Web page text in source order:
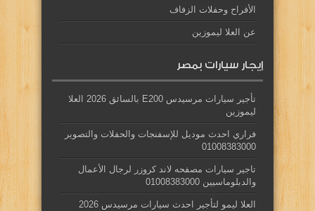
الأفراح وحفلات الزفاف
عن العلا ليموزين
إيجار سيارات بمصر
تأجير سيارات مرسيدس E200 بالسائق 2026 العلا
ليموزين
فراري احدث موديل للإسفنجات والحفلات والتصوير
01008383000
تاجير سيارات مصفحه لاند كروزر لرجال الأعمال
والدبلوماسيين 01008383000
العلا ليمو لتأجير احدث سيارات مرسيدس 2026